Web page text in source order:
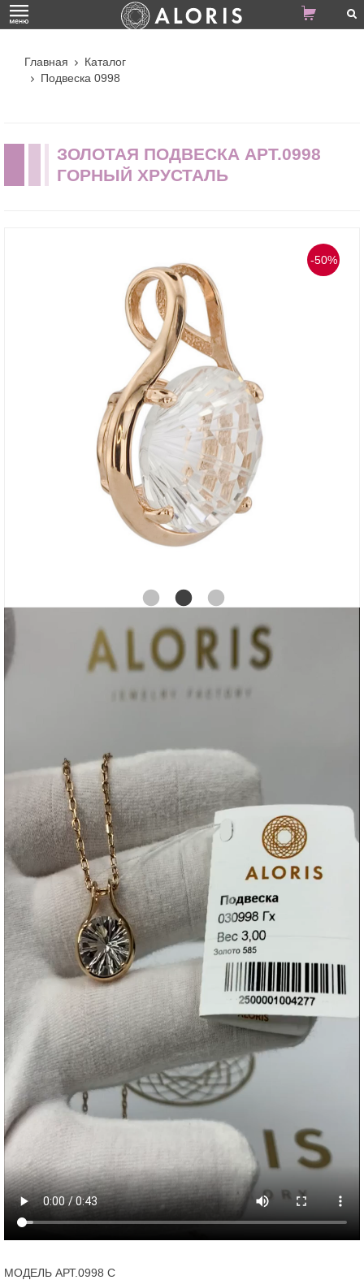
Главная
Каталог
Подвеска 0998
ЗОЛОТАЯ ПОДВЕСКА АРТ.0998
ГОРНЫЙ ХРУСТАЛЬ
-50%
МОДЕЛЬ АРТ.0998 С